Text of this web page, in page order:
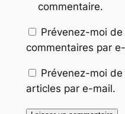
commentaire.
Prévenez-moi
commentaires par
Prévenez-moi
articles par e-mail.